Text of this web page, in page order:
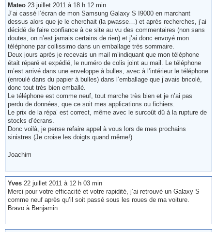
Mateo 23 juillet 2011 à 18 h 12 min
J’ai cassé l’écran de mon Samsung Galaxy S I9000 en marchant
dessus alors que je le cherchait (la pwasse…) et après recherches, j’ai
décidé de faire confiance à ce site au vu des commentaires (non sans
doutes, on n’est jamais certains de rien) et j’ai donc envoyé mon
téléphone par collissimo dans un emballage très sommaire.
Deux jours après je recevais un mail m’indiquant que mon téléphone
était réparé et expédié, le numéro de colis joint au mail. Le téléphone
m’est arrivé dans une enveloppe à bulles, avec à l’intérieur le téléphone
(enroulé dans du papier à bulles) dans l’emballage que j’avais bricolé,
donc tout très bien emballé.
Le téléphone est comme neuf, tout marche très bien et je n’ai pas
perdu de données, que ce soit mes applications ou fichiers.
Le prix de la répa’ est correct, même avec le surcoût dû à la rupture de
stocks d’écrans.
Donc voilà, je pense refaire appel à vous lors de mes prochains
sinistres (Je croise les doigts quand même!)
Joachim
Yves 22 juillet 2011 à 12 h 03 min
Merci pour votre efficacité et votre rapidité, j’ai retrouvé un Galaxy S
comme neuf après qu’il soit passé sous les roues de ma voiture.
Bravo à Benjamin